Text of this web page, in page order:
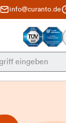
info@curanto.de